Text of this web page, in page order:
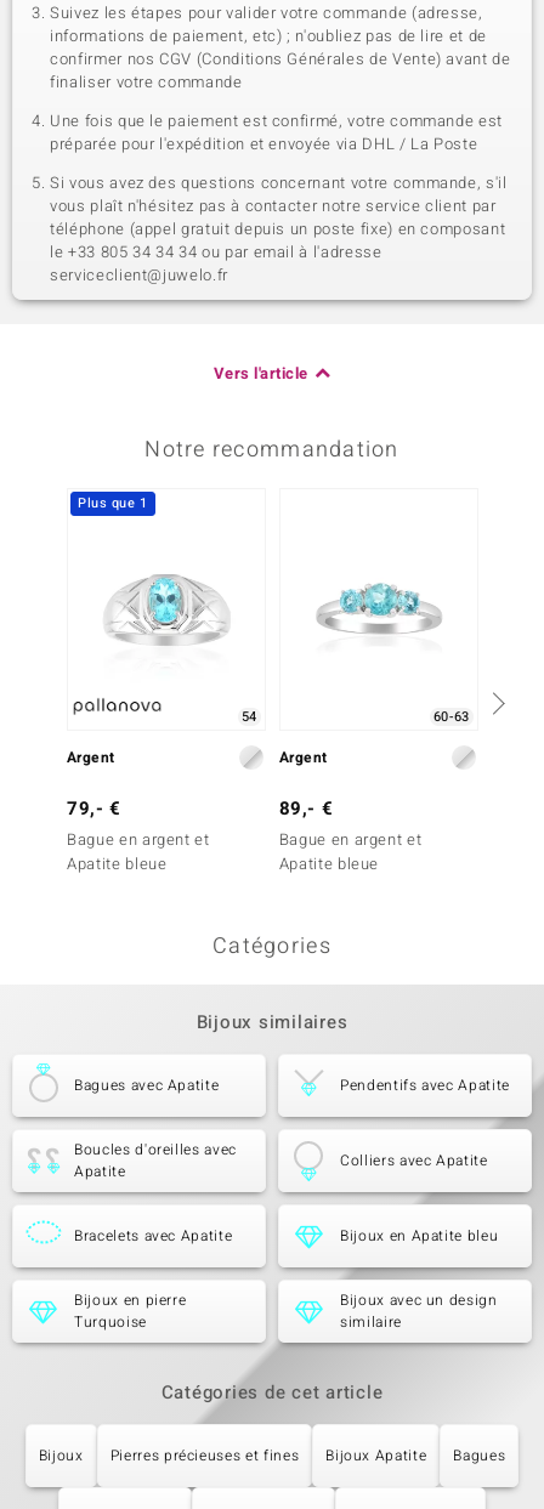
Suivez les étapes pour valider votre commande (adresse,
informations de paiement, etc) ; n'oubliez pas de lire et de
confirmer nos CGV (Conditions Générales de Vente) avant de
finaliser votre commande
Une fois que le paiement est confirmé, votre commande est
préparée pour l'expédition et envoyée via DHL / La Poste
Si vous avez des questions concernant votre commande, s'il
vous plaît n'hésitez pas à contacter notre service client par
téléphone (appel gratuit depuis un poste fixe) en composant
le +33 805 34 34 34 ou par email à l'adresse
serviceclient@juwelo.fr
Vers l'article
Notre recommandation
Plus que 1
54
Argent
79,- €
Bague en argent et
Apatite bleue
60-63
Argent
89,- €
Bague en argent et
Apatite bleue
Catégories
Bijoux similaires
Bagues avec Apatite Pendentifs avec Apatite
Boucles d'oreilles avec
Apatite
Colliers avec Apatite
Bracelets avec Apatite Bijoux en Apatite bleu
Bijoux en pierre
Turquoise
Bijoux avec un design
similaire
Catégories de cet article
Bijoux Pierres précieuses et fines Bijoux Apatite Bagues